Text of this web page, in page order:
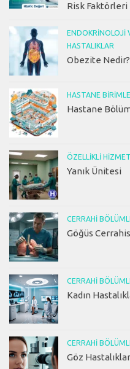
Risk Faktörleri
ENDOKRINOLOJI
HASTALIKLAR
Obezite
HASTANE
Hastane
ÖZELLIKLI
Yanık Ünitesi
CERRAHI
Göğüs
CERRAHI
Kadın
CERRAHI
Göz